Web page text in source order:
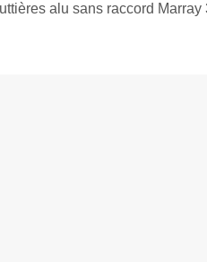
alu sans raccord Marray